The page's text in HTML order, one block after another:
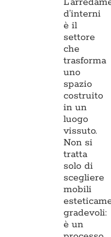
d’interni
è il
settore
che
trasforma
uno
spazio
costruito
in un
luogo
vissuto.
Non si
tratta
solo di
scegliere
mobili
gradevoli:
è un